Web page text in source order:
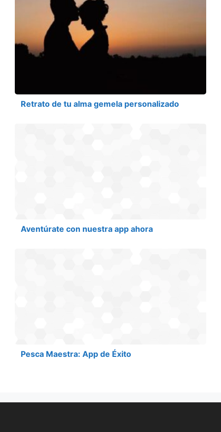
Retrato de tu alma gemela personalizado
Aventúrate con nuestra app ahora
Pesca Maestra: App de Éxito